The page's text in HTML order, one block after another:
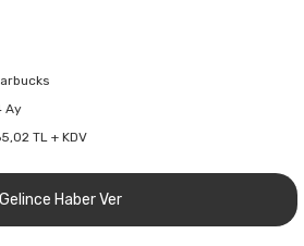
Ay
TL + KDV
Gelince Haber Ver